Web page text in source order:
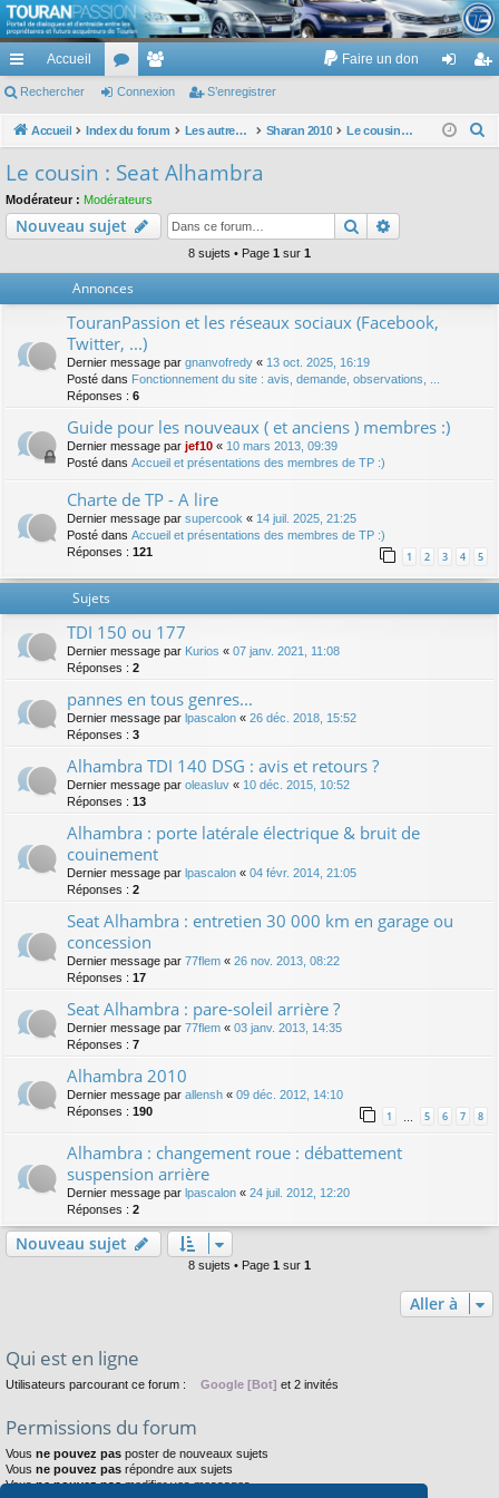
TouranPassion
Le forum des propriétaires ou futurs acquéreurs du Volkswagen Touran
cc
ès
pi
de
Accueil
or
u
e
m
Faire un don
ne nr
Rechercher Connexion S’enregistrer
Accueil Index du forum Les autres voitures et ce qui touche à la voiture Sharan 2010 Le cousin : Seat Alhambra
c
Le cousin : Seat Alhambra
Modérateur : Modérateurs
Nouveau sujet Rechercher
8 sujets • Page 1 sur 1
Annonces
TouranPassion et les réseaux sociaux (Facebook,
Twitter, ...)
Dernier message par gnanvofredy « 13 oct. 2025, 16:19
Posté dans Fonctionnement du site : avis, demande, observations, ...
Réponses : 6
Guide pour les nouveaux ( et anciens ) membres :)
Dernier message par jef10 « 10 mars 2013, 09:39
Posté dans Accueil et présentations des membres de TP :)
Charte de TP - A lire
Dernier message par supercook « 14 juil. 2025, 21:25
Posté dans Accueil et présentations des membres de TP :)
Réponses : 121 1 2 3 4 5
Sujets
TDI 150 ou 177
Dernier message par Kurios « 07 janv. 2021, 11:08
Réponses : 2
pannes en tous genres...
Dernier message par lpascalon « 26 déc. 2018, 15:52
Réponses : 3
Alhambra TDI 140 DSG : avis et retours ?
Dernier message par oleasluv « 10 déc. 2015, 10:52
Réponses : 13
Alhambra : porte latérale électrique & bruit de
couinement
Dernier message par lpascalon « 04 févr. 2014, 21:05
Réponses : 2
Seat Alhambra : entretien 30 000 km en garage ou
concession
Dernier message par 77flem « 26 nov. 2013, 08:22
Réponses : 17
Seat Alhambra : pare-soleil arrière ?
Dernier message par 77flem « 03 janv. 2013, 14:35
Réponses : 7
Alhambra 2010
Dernier message par allensh « 09 déc. 2012, 14:10
Réponses : 190 1 … 5 6 7 8
Alhambra : changement roue : débattement
suspension arrière
Dernier message par lpascalon « 24 juil. 2012, 12:20
Réponses : 2
Nouveau sujet
8 sujets • Page 1 sur 1
Aller à
Qui est en ligne
Utilisateurs parcourant ce forum : Google [Bot] et 2 invités
Permissions du forum
Vous ne pouvez pas poster de nouveaux sujets
Vous ne pouvez pas répondre aux sujets
Vousne pouvez pasmodifier vos messages